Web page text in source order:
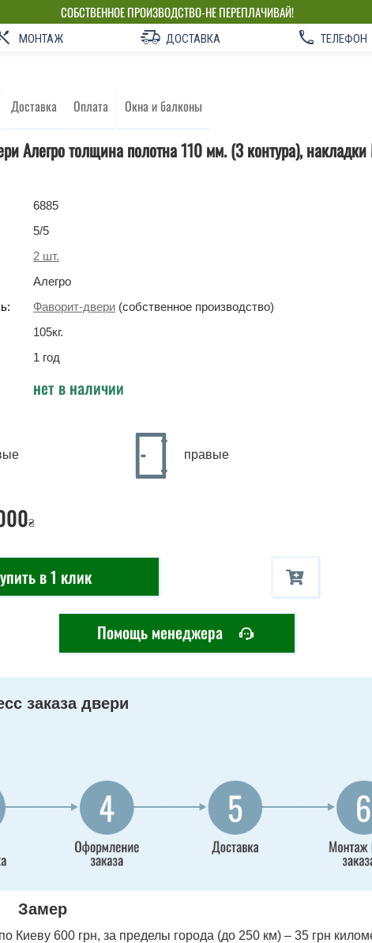
СОБСТВЕННОЕ ПРОИЗВОДСТВО-НЕ ПЕРЕПЛАЧИВАЙ!
МОНТАЖ ДОСТАВКА ТЕЛЕФОН
Доставка Оплата Окна и балконы
Алегро толщина полотна 110 мм. (3 контура),
6885
5/5
2 шт.
Алегро
Фаворит-двери (собственное производство)
105кг.
1 год
нет в наличии
правые
₴
в 1 клик
Помощь менеджера
заказа двери
Замер
Киеву 600 грн, за пределы города (до 250 км) – 35 грн